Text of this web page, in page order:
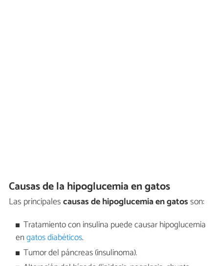
Causas de la hipoglucemia en gatos
Las principalescausas de hipoglucemia en gatosson:
Tratamiento con insulina puede causar hipoglucemia
engatos diabéticos.
Tumor del páncreas (insulinoma).